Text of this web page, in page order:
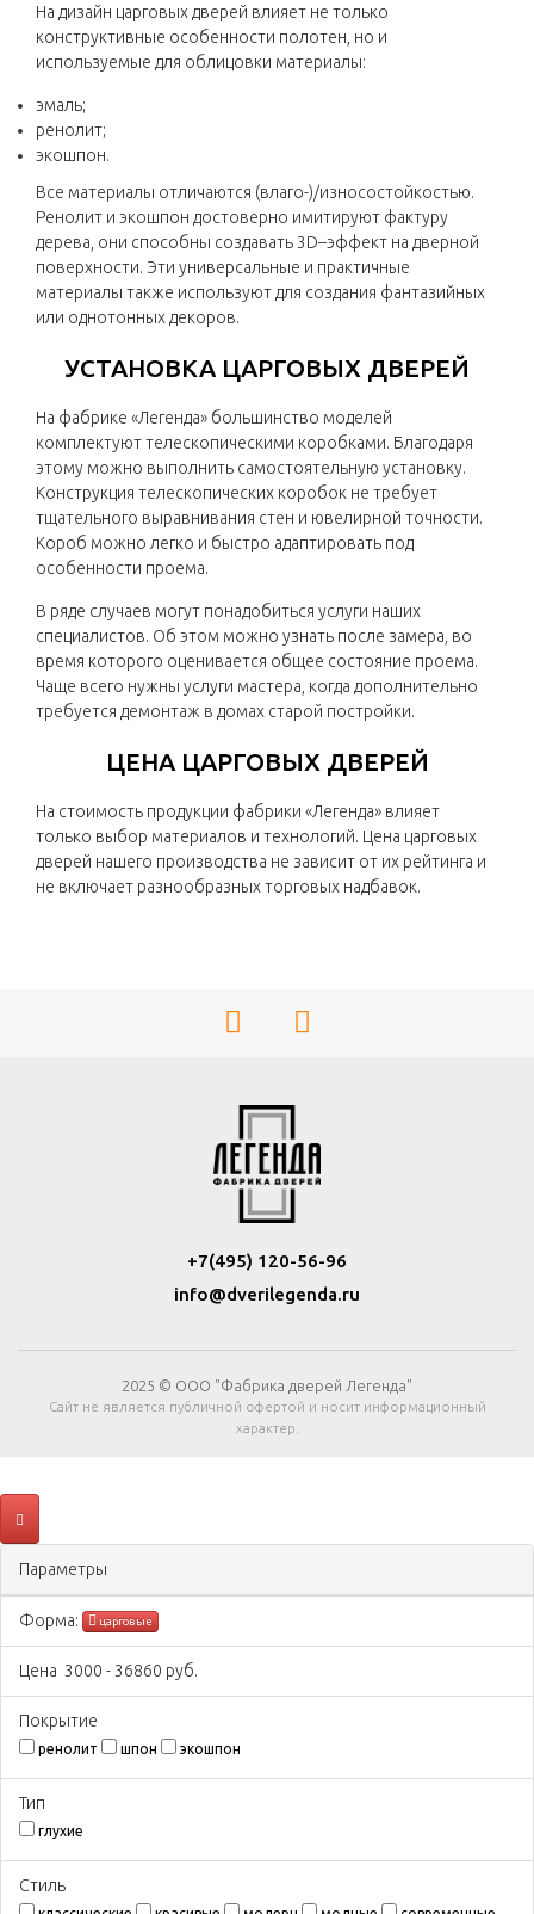
На дизайн царговых дверей влияет не только
конструктивные особенности полотен, но и
используемые для облицовки материалы:
эмаль;
ренолит;
экошпон.
Все материалы отличаются (влаго-)/износостойкостью.
Ренолит и экошпон достоверно имитируют фактуру
дерева, они способны создавать 3D–эффект на дверной
поверхности. Эти универсальные и практичные
материалы также используют для создания фантазийных
или однотонных декоров.
УСТАНОВКА ЦАРГОВЫХ ДВЕРЕЙ
На фабрике «Легенда» большинство моделей
комплектуют телескопическими коробками. Благодаря
этому можно выполнить самостоятельную установку.
Конструкция телескопических коробок не требует
тщательного выравнивания стен и ювелирной точности.
Короб можно легко и быстро адаптировать под
особенности проема.
В ряде случаев могут понадобиться услуги наших
специалистов. Об этом можно узнать после замера, во
время которого оценивается общее состояние проема.
Чаще всего нужны услуги мастера, когда дополнительно
требуется демонтаж в домах старой постройки.
ЦЕНА ЦАРГОВЫХ ДВЕРЕЙ
На стоимость продукции фабрики «Легенда» влияет
только выбор материалов и технологий. Цена царговых
дверей нашего производства не зависит от их рейтинга и
не включает разнообразных торговых надбавок.
+7(495) 120-56-96
info@dverilegenda.ru
2025 © ООО "Фабрика дверей Легенда"
Сайт не является публичной офертой и носит информационный
характер.
Параметры
Форма: царговые
Цена 3000 - 36860 руб.
Покрытиe
ренолит шпон экошпон
Тип
глухие
Стиль